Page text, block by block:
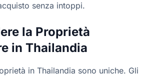
senza intoppi.
la Proprietà
in Thailandia
in Thailandia sono uniche. Gli